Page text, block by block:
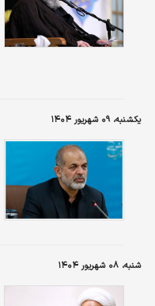
یکشنبه، ۰۹ شهریور ۱۴۰۴
شنبه، ۰۸ شهریور ۱۴۰۴